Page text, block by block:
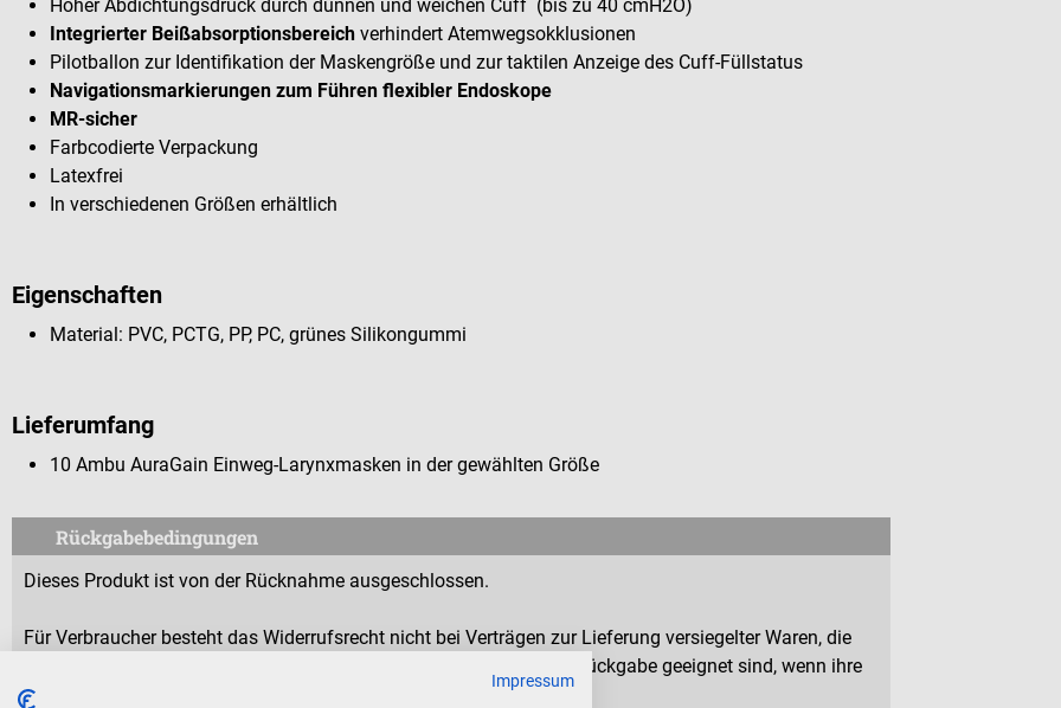
Hoher Abdichtungsdruck durch dünnen und weichen Cuff (bis zu 40 cmH2O)
Integrierter Beißabsorptionsbereich verhindert Atemwegsokklusionen
Pilotballon zur Identifikation der Maskengröße und zur taktilen Anzeige des Cuff-Füllstatus
Navigationsmarkierungen zum Führen flexibler Endoskope
MR-sicher
Farbcodierte Verpackung
Latexfrei
In verschiedenen Größen erhältlich
Eigenschaften
Material: PVC, PCTG, PP, PC, grünes Silikongummi
Lieferumfang
10 Ambu AuraGain Einweg-Larynxmasken in der gewählten Größe
Rückgabebedingungen
Dieses Produkt ist von der Rücknahme ausgeschlossen.
Für Verbraucher besteht das Widerrufsrecht nicht bei Verträgen zur Lieferung versiegelter Waren, die
aus Gründen des Gesundheitsschutzes oder der Hygiene nicht zur Rückgabe geeignet sind, wenn ihre
Versiegelung nach der Lieferung entfernt wurde.
Impressum